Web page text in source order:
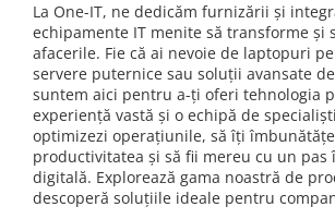
La One-IT, ne dedicăm furnizării și
echipamente IT menite să transforme și
afacerile. Fie că ai nevoie de laptopuri
servere puternice sau soluții avansate
suntem aici pentru a-ți oferi tehnologia
experiență vastă și o echipă de
optimizezi operațiunile, să îți
productivitatea și să fii mereu cu un pas
digitală. Explorează gama noastră de
descoperă soluțiile ideale pentru